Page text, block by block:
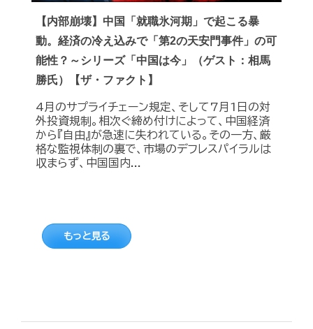
【内部崩壊】中国「就職氷河期」で起こる暴
動。経済の冷え込みで「第2の天安門事件」の可
能性？～シリーズ「中国は今」（ゲスト：相馬
勝氏）【ザ・ファクト】
4月のサプライチェーン規定、そして7月1日の対
外投資規制。相次ぐ締め付けによって、中国経済
から『自由』が急速に失われている。その一方、厳
格な監視体制の裏で、市場のデフレスパイラルは
収まらず、中国国内...
もっと見る